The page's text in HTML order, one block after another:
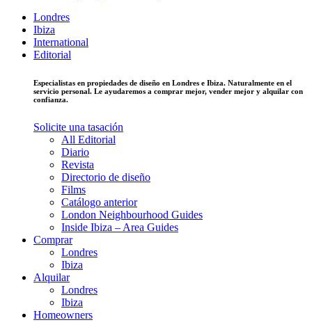
Londres
Ibiza
International
Editorial
Especialistas en propiedades de diseño en Londres e Ibiza. Naturalmente en el
servicio personal. Le ayudaremos a comprar mejor, vender mejor y alquilar con
confianza.
Solicite una tasación
All Editorial
Diario
Revista
Directorio de diseño
Films
Catálogo anterior
London Neighbourhood Guides
Inside Ibiza – Area Guides
Comprar
Londres
Ibiza
Alquilar
Londres
Ibiza
Homeowners